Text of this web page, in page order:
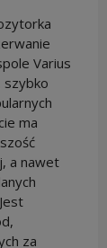
Varius
szybko
ma
a nawet
za